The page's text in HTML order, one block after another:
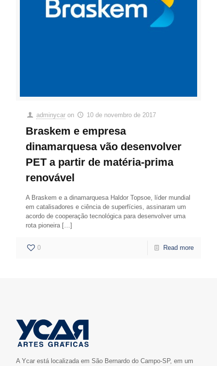
adminycar on 10 de novembro de 2017
Braskem e empresa
dinamarquesa vão desenvolver
PET a partir de matéria-prima
renovável
A Braskem e a dinamarquesa Haldor Topsoe, líder mundial
em catalisadores e ciência de superfícies, assinaram um
acordo de cooperação tecnológica para desenvolver uma
rota pioneira[…]
0 Read more
A Ycar está localizada em São Bernardo do Campo-SP, em um